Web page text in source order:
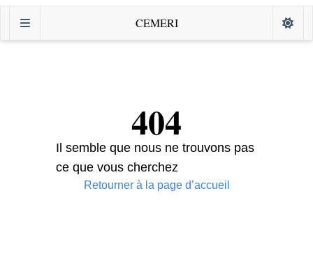
CEMERI
404
Il semble que nous ne trouvons pas
ce que vous cherchez
Retourner à la page d’accueil